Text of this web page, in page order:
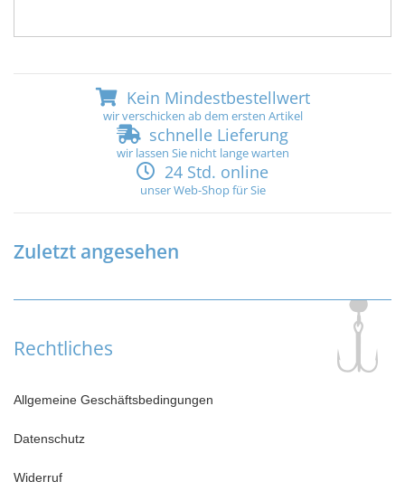
Kein Mindestbestellwert
wir verschicken ab dem ersten Artikel
schnelle Lieferung
wir lassen Sie nicht lange warten
24 Std. online
unser Web-Shop für Sie
Zuletzt angesehen
Rechtliches
Allgemeine Geschäftsbedingungen
Datenschutz
Widerruf